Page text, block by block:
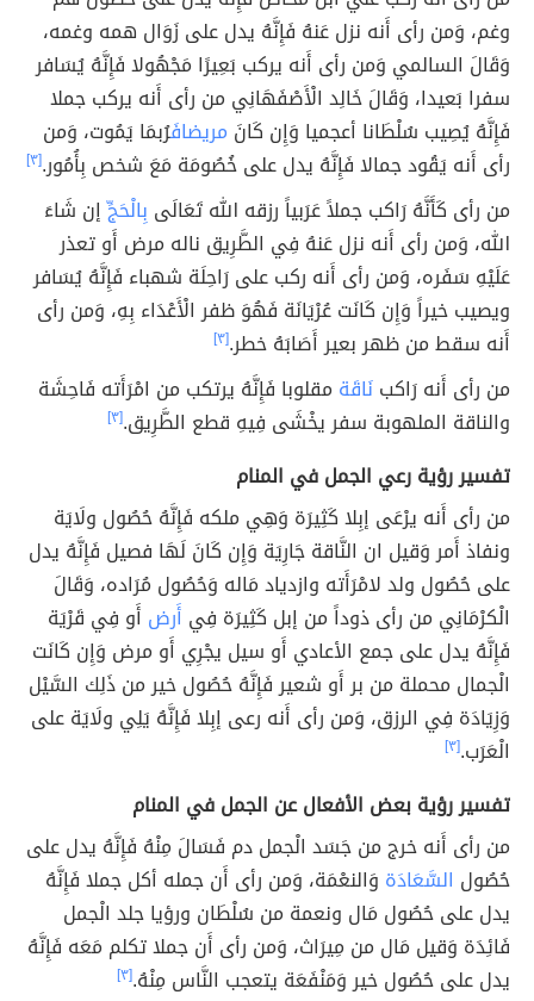
وغم، وَمن رأى أَنه نزل عَنهُ فَإِنَّهُ يدل على زَوَال همه وغمه،
وَقَالَ السالمي وَمن رأى أَنه يركب بَعِيرًا مَجْهُولا فَإِنَّهُ يُسَافر
سفرا بَعيدا، وَقَالَ خَالِد الْأَصْفَهَانِي من رأى أَنه يركب جملا
فَإِنَّهُ يُصِيب سُلْطَانا أعجميا وَإِن كَانَ مريضافَرُبمَا يَمُوت، وَمن
رأى أَنه يَقُود جمالا فَإِنَّهُ يدل على خُصُومَة مَعَ شخص بِأُمُور.[٣]
من رأى كَأَنَّهُ رَاكب جملاً عَرَبياً رزقه الله تَعَالَى بِالْحَجِّإن شَاءَ
الله، وَمن رأى أَنه نزل عَنهُ فِي الطَّرِيق ناله مرض أَو تعذر
عَلَيْهِ سَفَره، وَمن رأى أَنه ركب على رَاحِلَة شهباء فَإِنَّهُ يُسَافر
ويصيب خيراً وَإِن كَانَت عُرْيَانَة فَهُوَ ظفر الْأَعْدَاء بِهِ، وَمن رأى
أَنه سقط من ظهر بعير أَصَابَهُ خطر.[٣]
من رأى أَنه رَاكبنَاقَة مقلوبا فَإِنَّهُ يرتكب من امْرَأَته فَاحِشَة
والناقة الملهوبة سفر يخْشَى فِيهِ قطع الطَّرِيق.[٣]
تفسير رؤية رعي الجمل في المنام
من رأى أَنه يرْعَى إبِلا كَثِيرَة وَهِي ملكه فَإِنَّهُ حُصُول ولَايَة
ونفاذ أَمر وَقيل ان النَّاقة جَارِيَة وَإِن كَانَ لَهَا فصيل فَإِنَّهُ يدل
على حُصُول ولد لامْرَأَته وازدياد مَاله وَحُصُول مُرَاده، وَقَالَ
الْكرْمَانِي من رأى ذوداً من إبل كَثِيرَة فِي أَرض أَو فِي قَرْيَة
فَإِنَّهُ يدل على جمع الأعادي أَو سيل يجْرِي أَو مرض وَإِن كَانَت
الْجمال محملة من بر أَو شعير فَإِنَّهُ حُصُول خير من ذَلِك السَّيْل
وَزِيَادَة فِي الرزق، وَمن رأى أَنه رعى إبِلا فَإِنَّهُ يَلِي ولَايَة على
الْعَرَب.[٣]
تفسير رؤية بعض الأفعال عن الجمل في المنام
من رأى أَنه خرج من جَسَد الْجمل دم فَسَالَ مِنْهُ فَإِنَّهُ يدل على
حُصُول السَّعَادَة وَالنعْمَة، وَمن رأى أَن جمله أكل جملا فَإِنَّهُ
يدل على حُصُول مَال ونعمة من سُلْطَان ورؤيا جلد الْجمل
فَائِدَة وَقيل مَال من مِيرَاث، وَمن رأى أَن جملا تكلم مَعَه فَإِنَّهُ
يدل على حُصُول خير وَمَنْفَعَة يتعجب النَّاس مِنْهُ.[٣]